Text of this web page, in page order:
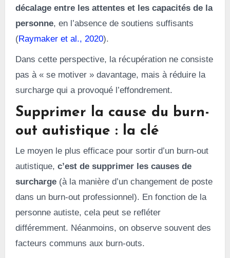
décalage entre les attentes et les capacités de la
personne, en l’absence de soutiens suffisants
(Raymaker et al., 2020).
Dans cette perspective, la récupération ne consiste
pas à « se motiver » davantage, mais à réduire la
surcharge qui a provoqué l’effondrement.
Supprimer la cause du burn-
out autistique : la clé
Le moyen le plus efficace pour sortir d’un burn-out
autistique, c’est de supprimer les causes de
surcharge(à la manière d’un changement de poste
dans un burn-out professionnel). En fonction de la
personne autiste, cela peut se refléter
différemment. Néanmoins, on observe souvent des
facteurs communs aux burn-outs.